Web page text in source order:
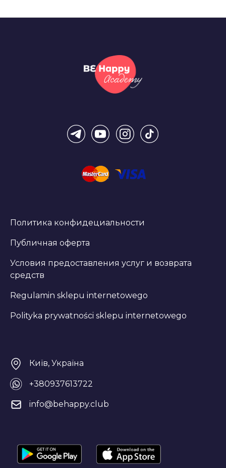
Политика конфидециальности
Публичная оферта
Условия предоставления услуг и возврата
средств
Regulamin sklepu internetowego
Polityka prywatności sklepu internetowego
Київ, Україна
+380937613722
info@behappy.club